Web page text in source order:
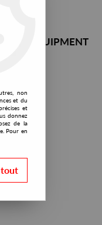
DJ EQUIPMENT
non
et du
et
donnez
de la
Pour en